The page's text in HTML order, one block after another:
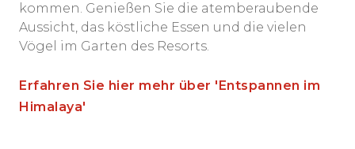
kommen. Genießen Sie die atemberaubende
Aussicht, das köstliche Essen und die vielen
Vögel im Garten des Resorts.
Erfahren Sie hier mehr über 'Entspannen im
Himalaya'